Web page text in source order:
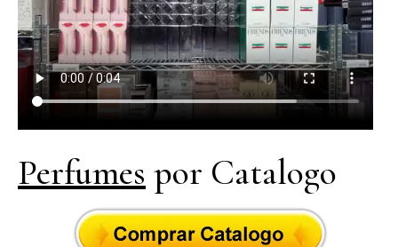
Perfumes por Catalogo